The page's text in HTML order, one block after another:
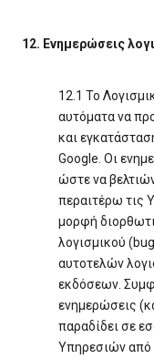
12. Ενημερώσεις
12.1 Το
αυτόματα να
και
Google. Οι
ώστε να
περαιτέρω τις
μορφή
λογισμικού
αυτοτελών
εκδόσεων.
ενημερώσεις
παραδίδει σε
Υπηρεσιών από